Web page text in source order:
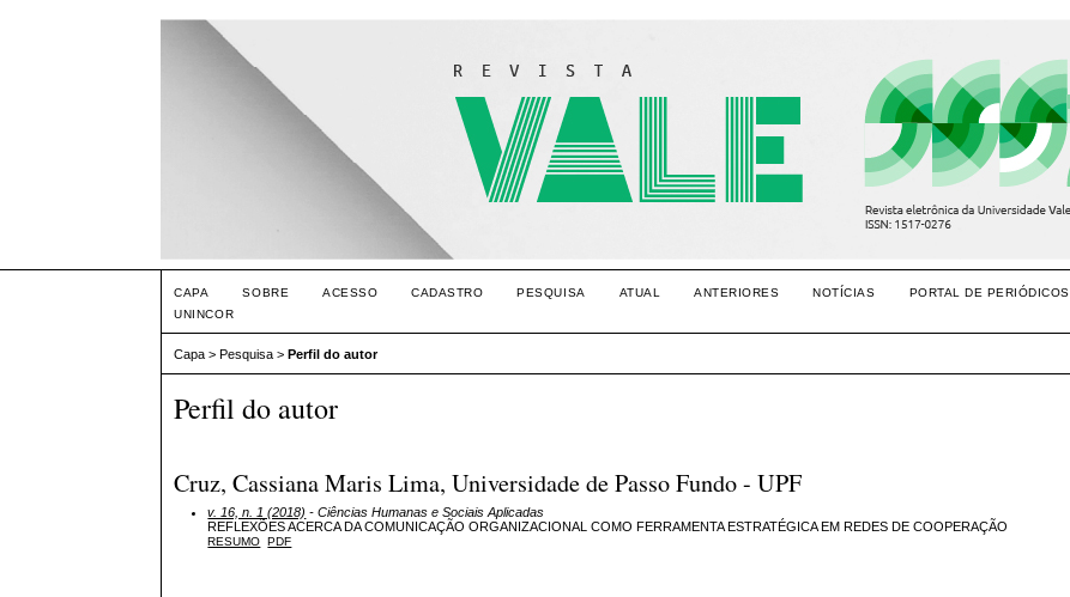
CAPA SOBRE ACESSO CADASTRO PESQUISA ATUAL ANTERIORES NOTÍCIAS
PORTAL DE PERIÓDICOS
UNINCOR
Capa >Pesquisa >Perfil do autor
Perfil do autor
Cruz, Cassiana Maris Lima, Universidade de Passo Fundo - UPF
v. 16, n. 1 (2018) - Ciências Humanas e Sociais Aplicadas
REFLEXÕES ACERCA DA COMUNICAÇÃO ORGANIZACIONAL COMO FERRAMENTA ESTRATÉGICA EM REDES DE COOPERAÇÃO
RESUMO PDF